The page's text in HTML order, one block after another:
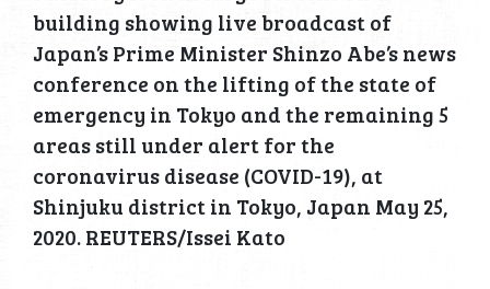
building showing live broadcast of
Japan’s Prime Minister Shinzo Abe’s news
conference on the lifting of the state of
emergency in Tokyo and the remaining 5
areas still under alert for the
coronavirus disease (COVID-19), at
Shinjuku district in Tokyo, Japan May 25,
2020. REUTERS/Issei Kato